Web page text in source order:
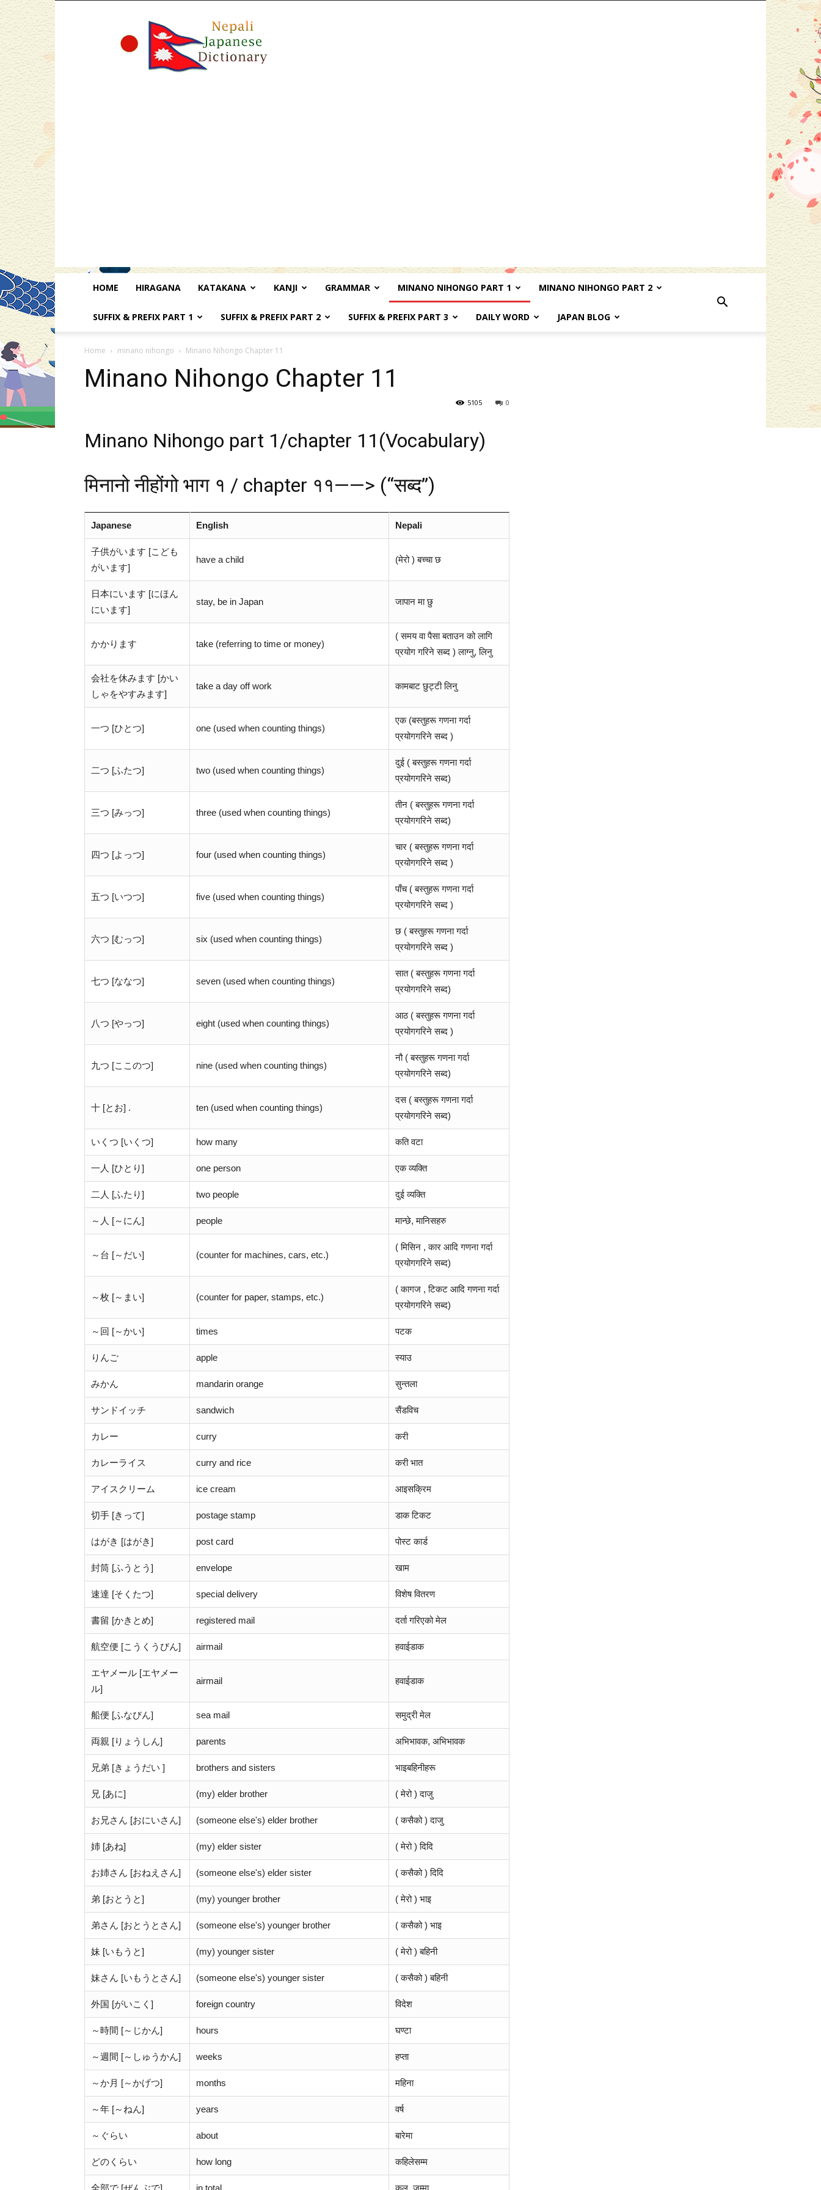
Japanese
Dictionary
HOME HIRAGANA KATAKANA KANJI GRAMMAR MINANO NIHONGO PART 1 MINANO NIHONGO PART 2
SUFFIX & PREFIX PART 1 SUFFIX & PREFIX PART 2 SUFFIX & PREFIX PART 3 DAILY WORD JAPAN BLOG
Home minano nihongo Minano Nihongo Chapter 11
Minano Nihongo Chapter 11
0
5105
Minano Nihongo part 1/chapter 11(Vocabulary)
मिनानो नीहोंगो भाग १ / chapter ११——> (“सब्द”)
Japanese English Nepali
子供がいます [こども
がいます]
have a child (मेरो ) बच्चा छ
日本にいます [にほん
にいます]
stay, be in Japan जापान मा छु
かかります take (referring to time or money)
( समय वा पैसा बताउन को लागि
प्रयोग गरिने सब्द ) लाग्नु, लिनु
会社を休みます [かい
しゃをやすみます]
take a day off work कामबाट छुट्टी लिनु
一つ [ひとつ] one (used when counting things)
एक (बस्तुहरू गणना गर्दा
प्रयोगगरिने सब्द )
二つ [ふたつ] two (used when counting things)
दुई ( बस्तुहरू गणना गर्दा
प्रयोगगरिने सब्द)
三つ [みっつ] three (used when counting things)
तीन ( बस्तुहरू गणना गर्दा
प्रयोगगरिने सब्द)
四つ [よっつ] four (used when counting things)
चार ( बस्तुहरू गणना गर्दा
प्रयोगगरिने सब्द )
五つ [いつつ] five (used when counting things)
पाँच ( बस्तुहरू गणना गर्दा
प्रयोगगरिने सब्द )
六つ [むっつ] six (used when counting things)
छ ( बस्तुहरू गणना गर्दा
प्रयोगगरिने सब्द )
七つ [ななつ] seven (used when counting things)
सात ( बस्तुहरू गणना गर्दा
प्रयोगगरिने सब्द)
八つ [やっつ] eight (used when counting things)
आठ ( बस्तुहरू गणना गर्दा
प्रयोगगरिने सब्द )
九つ [ここのつ] nine (used when counting things)
नौ ( बस्तुहरू गणना गर्दा
प्रयोगगरिने सब्द)
十 [とお] . ten (used when counting things)
दस ( बस्तुहरू गणना गर्दा
प्रयोगगरिने सब्द)
いくつ [いくつ] how many कति वटा
一人 [ひとり] one person एक व्यक्ति
二人 [ふたり] two people दुई व्यक्ति
～人 [～にん] people मान्छे, मानिसहरु
～台 [～だい] (counter for machines, cars, etc.)
( मिसिन , कार आदि गणना गर्दा
प्रयोगगरिने सब्द)
～枚 [～まい] (counter for paper, stamps, etc.)
( कागज , टिकट आदि गणना गर्दा
प्रयोगगरिने सब्द)
～回 [～かい] times पटक
りんご apple स्याउ
みかん mandarin orange सुन्तला
サンドイッチ sandwich सैंडविच
カレー curry करी
カレーライス curry and rice करी भात
アイスクリーム ice cream आइसक्रिम
切手 [きって] postage stamp डाक टिकट
はがき [はがき] post card पोस्ट कार्ड
封筒 [ふうとう] envelope खाम
速達 [そくたつ] special delivery विशेष वितरण
書留 [かきとめ] registered mail दर्ता गरिएको मेल
航空便 [こうくうびん] airmail हवाईडाक
エヤメール [エヤメー
ル]
airmail हवाईडाक
船便 [ふなびん] sea mail समुद्री मेल
両親 [りょうしん] parents अभिभावक, अभिभावक
兄弟 [きょうだい ] brothers and sisters भाइबहिनीहरू
兄 [あに] (my) elder brother ( मेरो ) दाजु
お兄さん [おにいさん] (someone else's) elder brother ( कसैको ) दाजु
姉 [あね] (my) elder sister ( मेरो ) दिदि
お姉さん [おねえさん] (someone else's) elder sister ( कसैको ) दिदि
弟 [おとうと] (my) younger brother ( मेरो ) भाइ
弟さん [おとうとさん] (someone else's) younger brother ( कसैको ) भाइ
妹 [いもうと] (my) younger sister ( मेरो ) बहिनी
妹さん [いもうとさん] (someone else's) younger sister ( कसैको ) बहिनी
外国 [がいこく] foreign country विदेश
～時間 [～じかん] hours घण्टा
～週間 [～しゅうかん] weeks हप्ता
～か月 [～かげつ] months महिना
～年 [～ねん] years वर्ष
～ぐらい about बारेमा
どのくらい how long कहिलेसम्म
全部で [ぜんぶで] in total कुल, जम्मा